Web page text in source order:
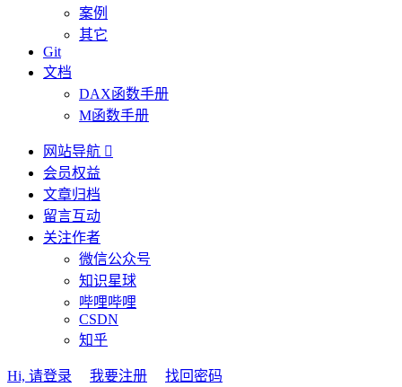
案例
其它
Git
文档
DAX函数手册
M函数手册
网站导航 
会员权益
文章归档
留言互动
关注作者
微信公众号
知识星球
哔哩哔哩
CSDN
知乎
Hi, 请登录 我要注册
找回密码